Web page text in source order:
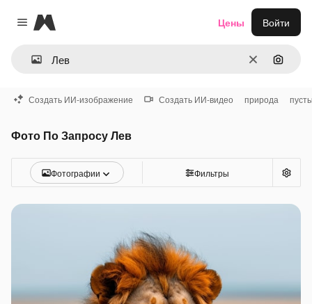
Close menu
Magnific
ОчиститьПоиск
Цены Войти
Создать ИИ-изображение Создать ИИ-видео природа
Фото По Запросу Лев
Фотографии Фильтры